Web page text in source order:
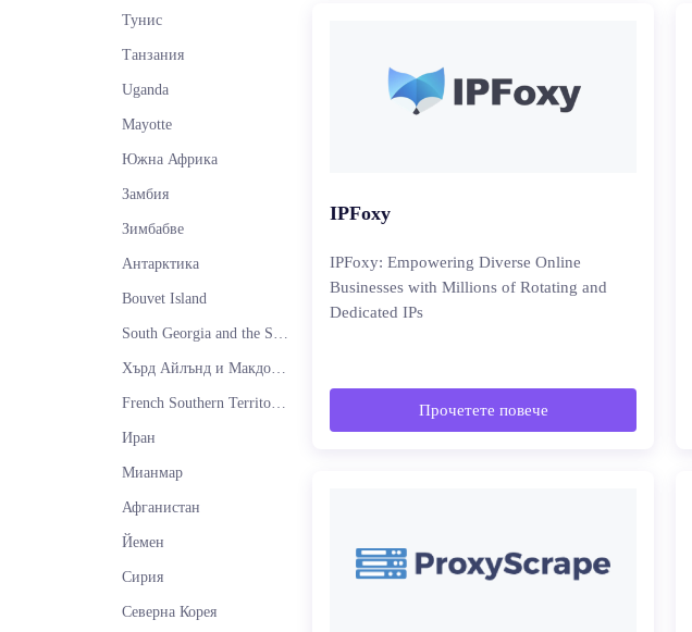
Тунис
Танзания
Uganda
Mayotte
Южна Африка
Замбия
Зимбабве
Антарктика
Bouvet Island
South Georgia and the South Sandwich Islands
Хърд Айлънд и Макдоналдски острови
French Southern Territories Proxy
Иран
Мианмар
Афганистан
Йемен
Сирия
Северна Корея
IPFoxy
IPFoxy: Empowering Diverse Online
Businesses with Millions of Rotating and
Dedicated IPs
Прочетете повече